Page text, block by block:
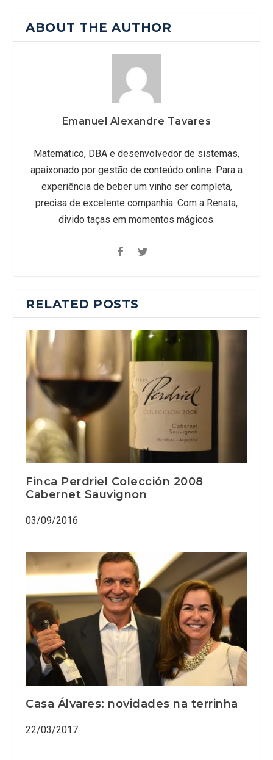
ABOUT THE AUTHOR
Emanuel Alexandre Tavares
Matemático, DBA e desenvolvedor de sistemas,
apaixonado por gestão de conteúdo online. Para a
experiência de beber um vinho ser completa,
precisa de excelente companhia. Com a Renata,
divido taças em momentos mágicos.
RELATED POSTS
Finca Perdriel Colección 2008
Cabernet Sauvignon
03/09/2016
Casa Álvares: novidades na terrinha
22/03/2017